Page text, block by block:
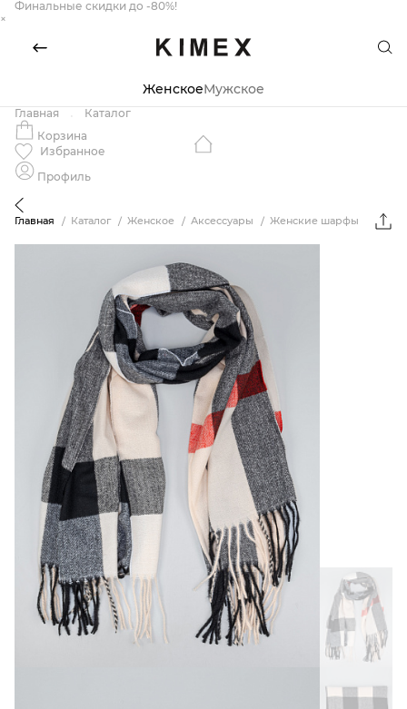
Финальные скидки до -80%!
×
ЖенскоеМужское
Главная
Каталог
Корзина
Избранное
Профиль
Главная Каталог Женское Аксессуары Женские шарфы